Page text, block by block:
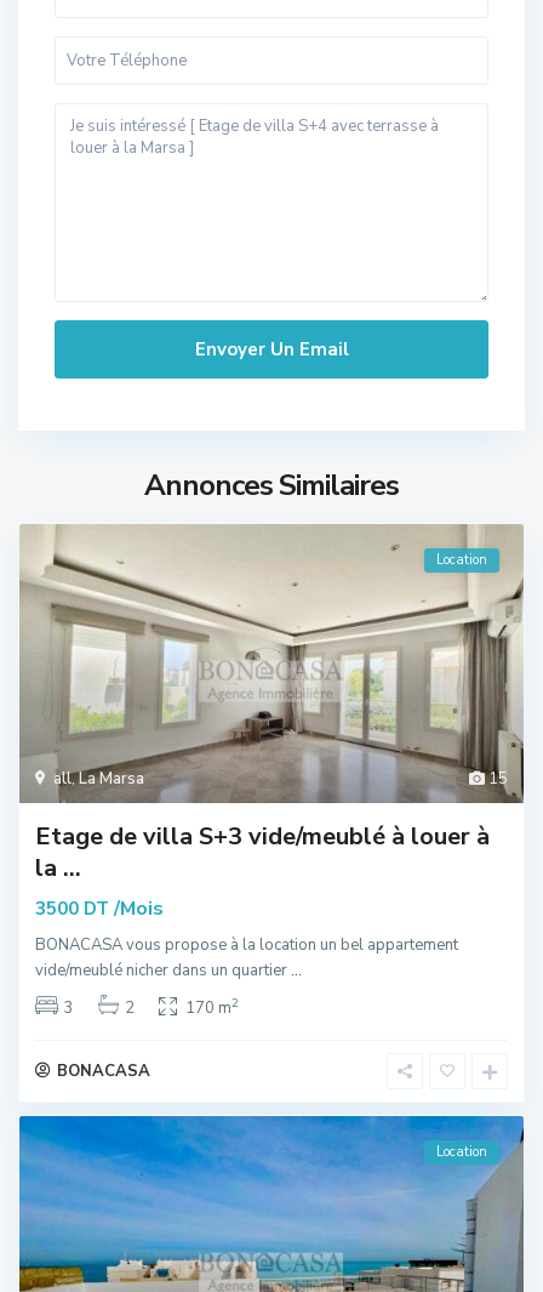
Annonces Similaires
15
all,La Marsa
Location
Etage de villa S+3 vide/meublé à louer à
la ...
3500 DT /Mois
BONACASA vous propose à la location un bel appartement
vide/meublé nicher dans un quartier...
3
2 170 m2
BONACASA
Location